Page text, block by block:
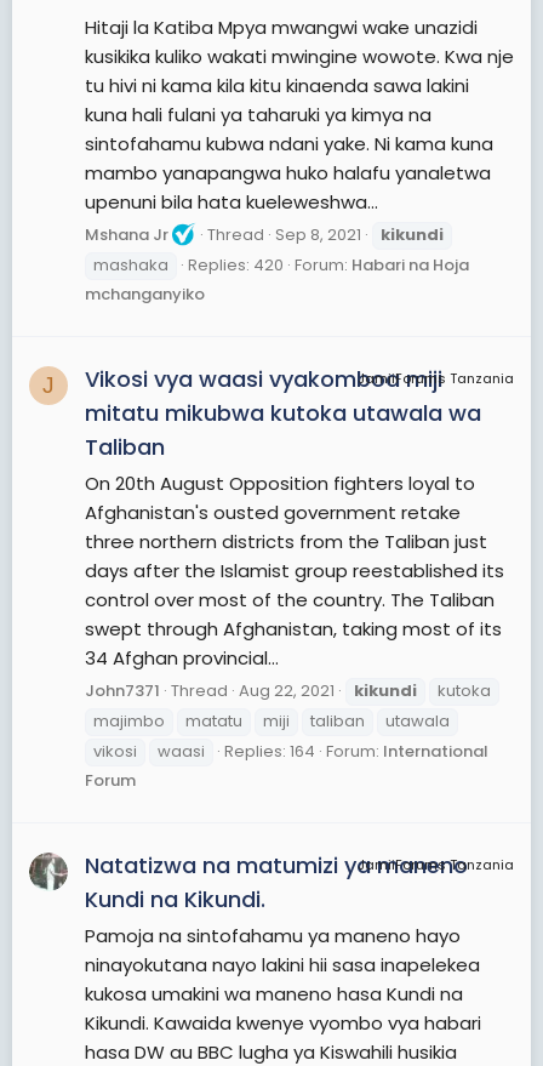
Hitaji la Katiba Mpya mwangwi wake unazidi
kusikika kuliko wakati mwingine wowote. Kwa nje
tu hivi ni kama kila kitu kinaenda sawa lakini
kuna hali fulani ya taharuki ya kimya na
sintofahamu kubwa ndani yake. Ni kama kuna
mambo yanapangwa huko halafu yanaletwa
upenuni bila hata kueleweshwa...
Mshana Jr Thread Sep 8, 2021
kikundi
mashaka
Replies: 420 Forum: Habari na Hoja
mchanganyiko
J JamiiForums Tanzania
Vikosi vya waasi vyakomboa miji
mitatu mikubwa kutoka utawala wa
Taliban
On 20th August Opposition fighters loyal to
Afghanistan's ousted government retake
three northern districts from the Taliban just
days after the Islamist group reestablished its
control over most of the country. The Taliban
swept through Afghanistan, taking most of its
34 Afghan provincial...
John7371 Thread Aug 22, 2021 kikundi
kutoka
majimbo
matatu miji taliban
utawala
vikosi
waasi Replies: 164 Forum: International
Forum
JamiiForums Tanzania
Natatizwa na matumizi ya maneno
Kundi na Kikundi.
Pamoja na sintofahamu ya maneno hayo
ninayokutana nayo lakini hii sasa inapelekea
kukosa umakini wa maneno hasa Kundi na
Kikundi. Kawaida kwenye vyombo vya habari
hasa DW au BBC lugha ya Kiswahili husikia